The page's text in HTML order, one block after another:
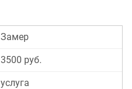
Замер
3500 руб.
услуга